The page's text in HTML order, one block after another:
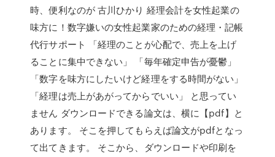
時、便利なのが 古川ひかり 経理会計を女性起業の
味方に！数字嫌いの女性起業家のための経理・記帳
代行サポート 「経理のことが心配で、売上を上げ
ることに集中できない」 「毎年確定申告が憂鬱」
「数字を味方にしたいけど経理をする時間がない」
「経理は売上があがってからでいい」 と思ってい
ません ダウンロードできる論文は、横に【pdf】と
あります。 そこを押してもらえば論文がpdfとなっ
て出てきます。 そこから、ダウンロードや印刷を